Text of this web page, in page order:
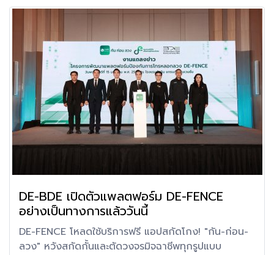
DE-BDE เปิดตัวแพลตฟอร์ม DE-FENCE
อย่างเป็นทางการแล้ววันนี้
DE-FENCE โหลดใช้บริการฟรี แอปสกัดโกง! "กัน-ก่อน-
ลวง" หวังสกัดกั้นและตัดวงจรมิจฉาชีพทุกรูปแบบ